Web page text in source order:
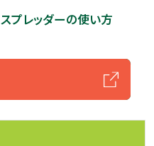
スプレッダーの使い方